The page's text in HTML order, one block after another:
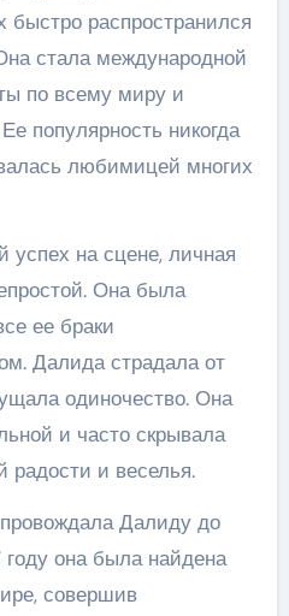
быстро распространился
стала международной
по всему миру и
популярность никогда
любимицей многих
успех на сцене, личная
Она была
ее браки
Далида страдала от
одиночество. Она
и часто скрывала
радости и веселья.
Далиду до
она была найдена
совершив